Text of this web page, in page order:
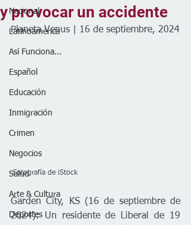
Nacional
Latinoamérica
Así Funciona...
Español
Educación
Inmigración
Crimen
Negocios
Salud
Arte & Cultura
Deportes
y provocar un accidente
Planeta Venus | 16 de septiembre, 2024
Fotografía de iStock
Garden City, KS (16 de septiembre de
2024): Un residente de Liberal de 19